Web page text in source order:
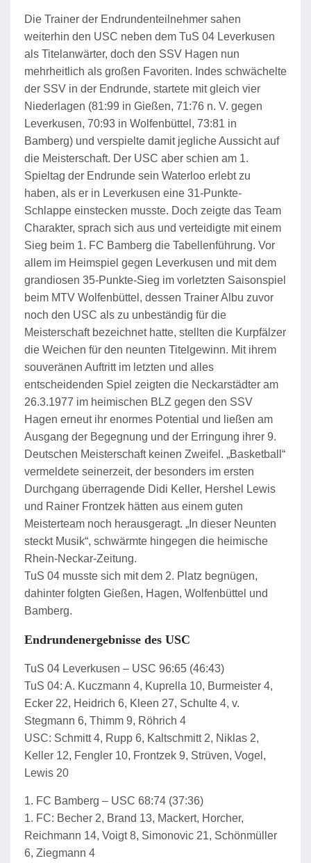
Die Trainer der Endrundenteilnehmer sahen
weiterhin den USC neben dem TuS 04 Leverkusen
als Titelanwärter, doch den SSV Hagen nun
mehrheitlich als großen Favoriten. Indes schwächelte
der SSV in der Endrunde, startete mit gleich vier
Niederlagen (81:99 in Gießen, 71:76 n. V. gegen
Leverkusen, 70:93 in Wolfenbüttel, 73:81 in
Bamberg) und verspielte damit jegliche Aussicht auf
die Meisterschaft. Der USC aber schien am 1.
Spieltag der Endrunde sein Waterloo erlebt zu
haben, als er in Leverkusen eine 31-Punkte-
Schlappe einstecken musste. Doch zeigte das Team
Charakter, sprach sich aus und verteidigte mit einem
Sieg beim 1. FC Bamberg die Tabellenführung. Vor
allem im Heimspiel gegen Leverkusen und mit dem
grandiosen 35-Punkte-Sieg im vorletzten Saisonspiel
beim MTV Wolfenbüttel, dessen Trainer Albu zuvor
noch den USC als zu unbeständig für die
Meisterschaft bezeichnet hatte, stellten die Kurpfälzer
die Weichen für den neunten Titelgewinn. Mit ihrem
souveränen Auftritt im letzten und alles
entscheidenden Spiel zeigten die Neckarstädter am
26.3.1977 im heimischen BLZ gegen den SSV
Hagen erneut ihr enormes Potential und ließen am
Ausgang der Begegnung und der Erringung ihrer 9.
Deutschen Meisterschaft keinen Zweifel. „Basketball“
vermeldete seinerzeit, der besonders im ersten
Durchgang überragende Didi Keller, Hershel Lewis
und Rainer Frontzek hätten aus einem guten
Meisterteam noch herausgeragt. „In dieser Neunten
steckt Musik“, schwärmte hingegen die heimische
Rhein-Neckar-Zeitung.
TuS 04 musste sich mit dem 2. Platz begnügen,
dahinter folgten Gießen, Hagen, Wolfenbüttel und
Bamberg.
Endrundenergebnisse des USC
TuS 04 Leverkusen – USC 96:65 (46:43)
TuS 04: A. Kuczmann 4, Kuprella 10, Burmeister 4,
Ecker 22, Heidrich 6, Kleen 27, Schulte 4, v.
Stegmann 6, Thimm 9, Röhrich 4
USC: Schmitt 4, Rupp 6, Kaltschmitt 2, Niklas 2,
Keller 12, Fengler 10, Frontzek 9, Strüven, Vogel,
Lewis 20
1. FC Bamberg – USC 68:74 (37:36)
1. FC: Becher 2, Brand 13, Mackert, Horcher,
Reichmann 14, Voigt 8, Simonovic 21, Schönmüller
6, Ziegmann 4